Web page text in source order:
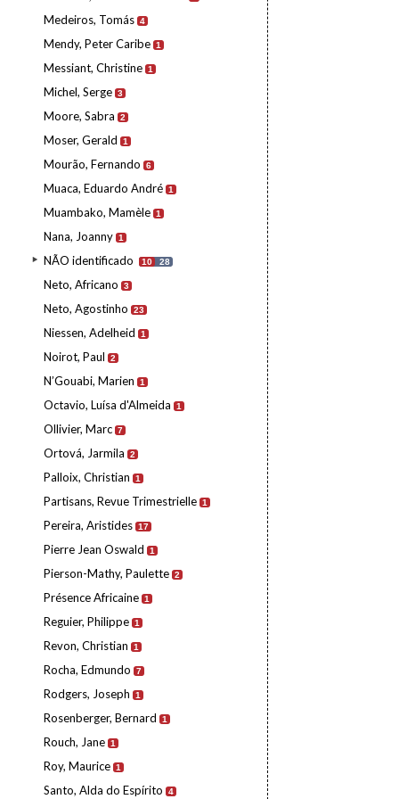
Medeiros, Tomás 4
Mendy, Peter Caribe 1
Messiant, Christine 1
Michel, Serge 3
Moore, Sabra 2
Moser, Gerald 1
Mourão, Fernando 6
Muaca, Eduardo André 1
Muambako, Mamèle 1
Nana, Joanny 1
NÃO identificado 10 28
Neto, Africano 3
Neto, Agostinho 23
Niessen, Adelheid 1
Noirot, Paul 2
N’Gouabi, Marien 1
Octavio, Luísa d'Almeida 1
Ollivier, Marc 7
Ortová, Jarmila 2
Palloix, Christian 1
Partisans, Revue Trimestrielle 1
Pereira, Aristides 17
Pierre Jean Oswald 1
Pierson-Mathy, Paulette 2
Présence Africaine 1
Reguier, Philippe 1
Revon, Christian 1
Rocha, Edmundo 7
Rodgers, Joseph 1
Rosenberger, Bernard 1
Rouch, Jane 1
Roy, Maurice 1
Santo, Alda do Espírito 4